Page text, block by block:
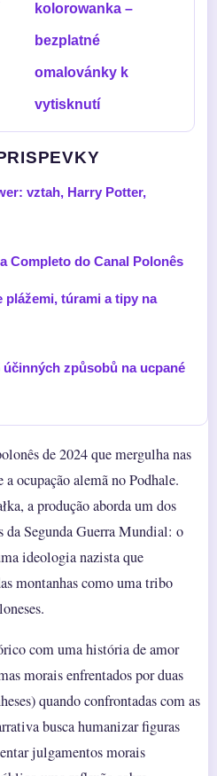
kolorowanka –
bezplatné
omalovánky k
vytisknutí
vztah, Harry Potter,
Completo do Canal Polonês
plážemi, túrami a tipy na
způsobů na ucpané
de 2024 que mergulha nas
ocupação alemã no Podhale.
a produção aborda um dos
da Segunda Guerra Mundial: o
ideologia nazista que
montanhas como uma tribo
com uma história de amor
morais enfrentados por duas
quando confrontadas com as
busca humanizar figuras
julgamentos morais